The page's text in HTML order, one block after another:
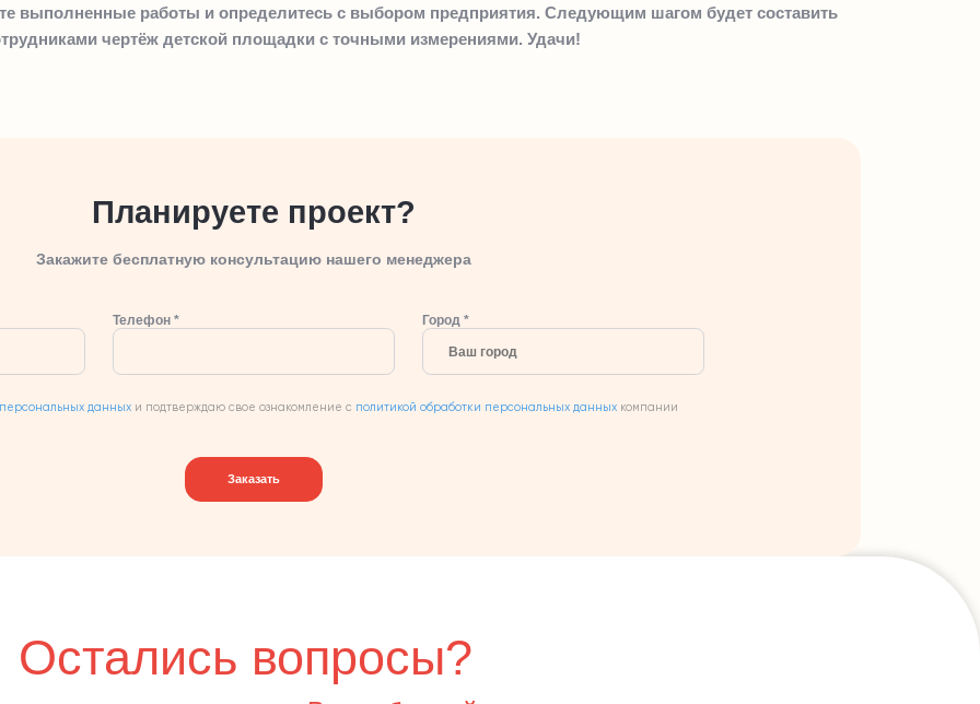
выполненные работы и определитесь с выбором предприятия. Следующим шагом будет составить
чертёж детской площадки с точными измерениями. Удачи!
Планируете проект?
Закажите бесплатную консультацию нашего менеджера
Телефон * Город *
данных и подтверждаю свое ознакомление с политикой обработки персональных данных компании
Заказать
Остались вопросы?